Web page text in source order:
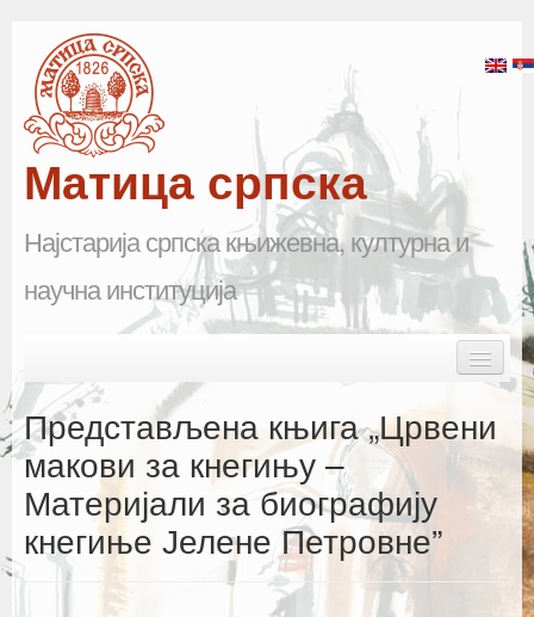
Матица српска
Најстарија српска књижевна, културна и
научна институција
Почетна
Матица српска
Научна одељења
Каталог издања
Летопис Матице српске
Представљена књига „Црвени
макови за кнегињу –
Материјали за биографију
кнегиње Јелене Петровне”